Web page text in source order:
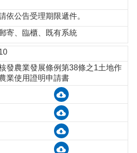
依公告受理期限遞件。
寄、臨櫃、既有系統
發農業發展條例第38條之1土地作
業使用證明申請書